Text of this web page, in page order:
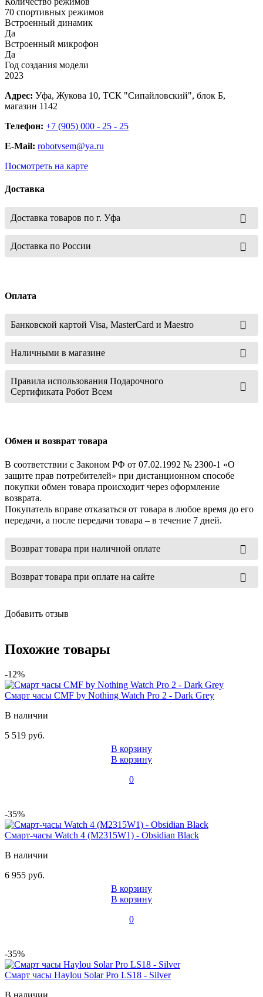
70 спортивных режимов
Встроенный динамик
Да
Встроенный микрофон
Да
Год создания модели
2023
Адрес: Уфа, Жукова 10, ТСК "Сипайловский", блок Б,
магазин 1142
Телефон: +7 (905) 000 - 25 - 25
E-Mail: robotvsem@ya.ru
Посмотреть на карте
Доставка
Доставка товаров по г. Уфа
Доставка по России
Оплата
Банковской картой Visa, MasterCard и Maestro
Наличными в магазине
Правила использования Подарочного
Сертификата Робот Всем
Обмен и возврат товара
В соответствии с Законом РФ от 07.02.1992 № 2300-1 «О
защите прав потребителей» при дистанционном способе
покупки обмен товара происходит через оформление
возврата.
Покупатель вправе отказаться от товара в любое время до его
передачи, а после передачи товара – в течение 7 дней.
Возврат товара при наличной оплате
Возврат товара при оплате на сайте
Добавить отзыв
Похожие товары
-12%
Смарт часы CMF by Nothing Watch Pro 2 - Dark Grey
В наличии
5 519 руб.
В корзину
В корзину
0
-35%
Смарт-часы Watch 4 (M2315W1) - Obsidian Black
В наличии
6 955 руб.
В корзину
В корзину
0
-35%
Смарт часы Haylou Solar Pro LS18 - Silver